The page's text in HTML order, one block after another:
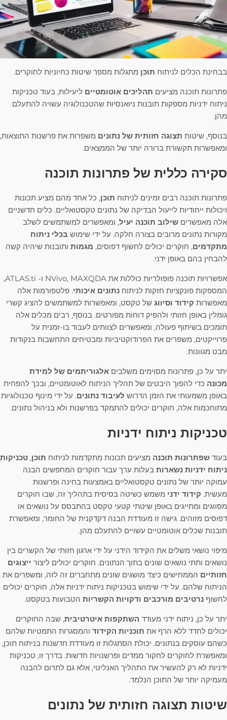
בבחינת הכלים לניתוח תוכן מתגלות מספר שיטות כחיוניות לחוקרים.
פתרונות תוכנה מציעים תהליכים אוטומטיים ליעילות, בעוד טכניקות
ניתוח ידניות מספקות תובנות ניואנסיות שהטכנולוגיה עשויה להתעלם
מהן.
בנוסף, שיטות תצוגה חזותית של נתונים משפרות את פרשנות התוצאות,
ומאפשרות תקשורת ברורה יותר של הממצאים.
סקירה כללית של פתרונות תוכנה
פתרונות תוכנה רבים זמינים לניתוח תוכן, כל אחד מהם מציע תכונות
ויכולות ייחודיות לייעול הבדיקה של נתונים טקסטואליים. כלים חדשניים
אלה מאפשרים שילוב תוכנה יעיל, ומאפשרים למשתמשים לשלב
מקורות נתונים מרובים בצורה חלקה. על ידי שימוש בכלי ניתוח
מתקדמים, חוקרים יכולים לחשוף דפוסים, מגמות ותובנות שיהיה קשה
להבחין בהם באופן ידני.
אפשרויות תוכנה פופולריות כוללות את NVivo, MAXQDA ו- ATLAS.ti,
המספקות פונקציות חזקות לניתוח נתונים איכותי. פלטפורמות אלה
מאפשרות קידוד וסיווג של טקסט, ומאפשרות למשתמשים להציג קשרי
גומלין באופן חזותי ולהפיק דוחות מפורטים. בנוסף, רבים מכלים אלה
תומכים בשיתוף פעולה, ומאפשרים לצוותים לעבוד בו-זמנית על
פרוייקטים, משפרים את הפרודוקטיביות ומבטיחים התחשבות בנקודות
מבט מגוונות.
יתר על כן, פתרונות מסוימים משלבים אלגוריתמים של למידת
מכונה כדי להפוך היבטים של תהליך הניתוח לאוטומטיים, ובכך להפחית
באופן משמעותי את הזמן הדרוש לעיבוד נתונים. על ידי מינוף טכנולוגיות
מתוחכמות אלה, חוקרים יכולים להתמקד בפרשנות ולא בניהול נתונים.
טכניקות ניתוח ידניות
בעוד שפתרונות תוכנה מציעים תכונות מתקדמות לניתוח תוכן, טכניקות
ניתוח ידניות נשארות בעלות ערך עבור חוקרים המחפשים הבנה
עמוקה יותר של נתונים טקסטואליים באמצעות בחינה ופרשנות
מעשית. קידוד ידני משמש כשיטה בסיסית בתהליך זה, שבו חוקרים
מסווגים ומתייגים באופן שיטתי קטעי טקסט בהתבסס על נושאים או
דפוסים מזוהים. גישה זו מעודדת הבנה דקדקנית של החומר, ומאפשרת
תובנות שכלים אוטומטיים עשויים להתעלם מהן.
מיפוי נושאי משלים את הקידוד הידני על ידי ארגון חזותי של הקשרים בין
נושאים ותתי נושאים שונים בתוך הנתונים. חוקרים יכולים ליצור ייצוגים
חזותיים הממחישים כיצד מושגים שונים מתחברים זה לזה, ומשפרים את
הניתוח שלהם. על ידי שימוש בטכניקות ניתוח ידניות אלה, חוקרים יכולים
לחשוף נרטיבים מורכבים ודקויות הקשריות הטבועות בטקסט.
יתר על כן, ניתוח ידני מעודד השתקפות איטרטיבית, שבה החוקרים
יכולים לחדד ללא הרף את תוכניות הקידוד והמסגרות התמטיות שלהם
כשהם עוסקים בנתונים. יכולת הסתגלות זו מעודדת חדשנות בניתוח תוכן,
ומאפשרת לחוקרים לחקור ממדים ופרשנויות חדשות. בדרך זו, טכניקות
ידניות לא רק להעשיר את התהליך האנליטי, אלא גם לתרום להבנה
מעמיקה יותר של התוכן הנלמד.
שיטות תצוגה חזותית של נתונים